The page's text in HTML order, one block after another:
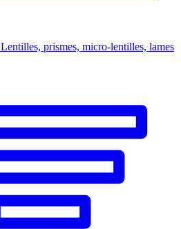
Lentilles, prismes, micro-lentilles, lames